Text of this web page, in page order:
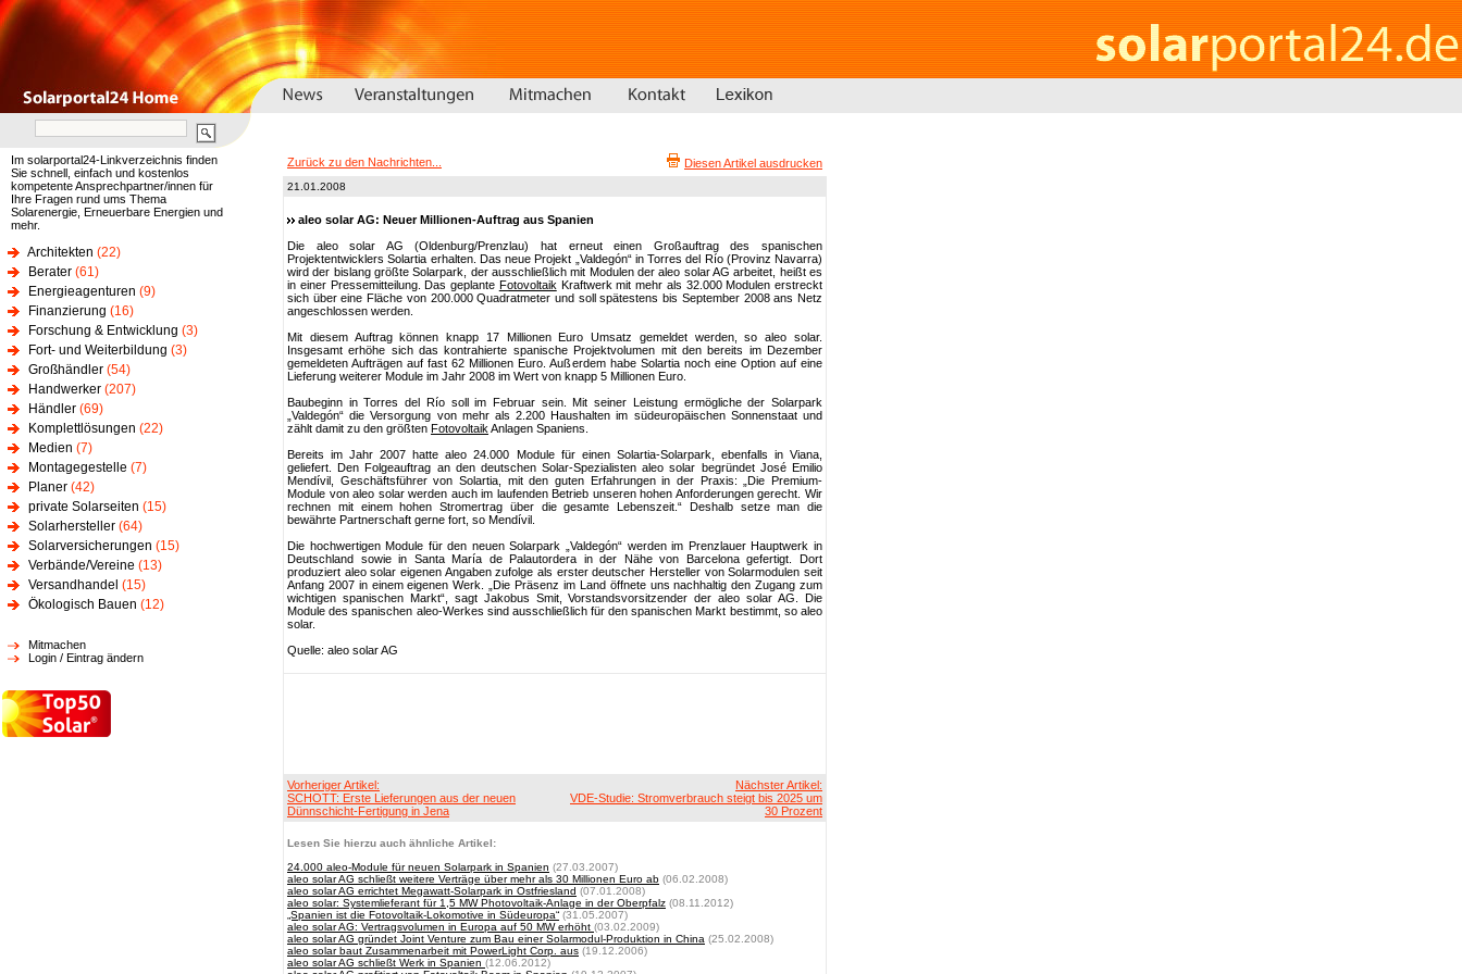
Im solarportal24-Linkverzeichnis finden
Sie schnell, einfach und kostenlos
kompetente Ansprechpartner/innen für
Ihre Fragen rund ums Thema
Solarenergie, Erneuerbare Energien und
mehr.
Architekten (22)
Berater (61)
Energieagenturen (9)
Finanzierung (16)
Forschung & Entwicklung (3)
Fort- und Weiterbildung (3)
Großhändler (54)
Handwerker (207)
Händler (69)
Komplettlösungen (22)
Medien (7)
Montagegestelle (7)
Planer (42)
private Solarseiten (15)
Solarhersteller (64)
Solarversicherungen (15)
Verbände/Vereine (13)
Versandhandel (15)
Ökologisch Bauen (12)
Mitmachen
Login / Eintrag ändern
Zurück zu den Nachrichten... Diesen Artikel ausdrucken
21.01.2008
aleo solar AG: Neuer Millionen-Auftrag aus Spanien
Die aleo solar AG (Oldenburg/Prenzlau) hat erneut einen Großauftrag des spanischen
Projektentwicklers Solartia erhalten. Das neue Projekt „Valdegón“ in Torres del Río (Provinz Navarra)
wird der bislang größte Solarpark, der ausschließlich mit Modulen der aleo solar AG arbeitet, heißt es
in einer Pressemitteilung. Das geplante Fotovoltaik Kraftwerk mit mehr als 32.000 Modulen erstreckt
sich über eine Fläche von 200.000 Quadratmeter und soll spätestens bis September 2008 ans Netz
angeschlossen werden.
Mit diesem Auftrag können knapp 17 Millionen Euro Umsatz gemeldet werden, so aleo solar.
Insgesamt erhöhe sich das kontrahierte spanische Projektvolumen mit den bereits im Dezember
gemeldeten Aufträgen auf fast 62 Millionen Euro. Außerdem habe Solartia noch eine Option auf eine
Lieferung weiterer Module im Jahr 2008 im Wert von knapp 5 Millionen Euro.
Baubeginn in Torres del Río soll im Februar sein. Mit seiner Leistung ermögliche der Solarpark
„Valdegón“ die Versorgung von mehr als 2.200 Haushalten im südeuropäischen Sonnenstaat und
zählt damit zu den größten Fotovoltaik Anlagen Spaniens.
Bereits im Jahr 2007 hatte aleo 24.000 Module für einen Solartia-Solarpark, ebenfalls in Viana,
geliefert. Den Folgeauftrag an den deutschen Solar-Spezialisten aleo solar begründet José Emilio
Mendívil, Geschäftsführer von Solartia, mit den guten Erfahrungen in der Praxis: „Die Premium-
Module von aleo solar werden auch im laufenden Betrieb unseren hohen Anforderungen gerecht. Wir
rechnen mit einem hohen Stromertrag über die gesamte Lebenszeit.“ Deshalb setze man die
bewährte Partnerschaft gerne fort, so Mendívil.
Die hochwertigen Module für den neuen Solarpark „Valdegón“ werden im Prenzlauer Hauptwerk in
Deutschland sowie in Santa María de Palautordera in der Nähe von Barcelona gefertigt. Dort
produziert aleo solar eigenen Angaben zufolge als erster deutscher Hersteller von Solarmodulen seit
Anfang 2007 in einem eigenen Werk. „Die Präsenz im Land öffnete uns nachhaltig den Zugang zum
wichtigen spanischen Markt“, sagt Jakobus Smit, Vorstandsvorsitzender der aleo solar AG. Die
Module des spanischen aleo-Werkes sind ausschließlich für den spanischen Markt bestimmt, so aleo
solar.
Quelle: aleo solar AG
Vorheriger Artikel:
SCHOTT: Erste Lieferungen aus der neuen
Dünnschicht-Fertigung in Jena
Nächster Artikel:
VDE-Studie: Stromverbrauch steigt bis 2025 um
30 Prozent
Lesen Sie hierzu auch ähnliche Artikel:
24.000 aleo-Module für neuen Solarpark in Spanien (27.03.2007)
aleo solar AG schließt weitere Verträge über mehr als 30 Millionen Euro ab (06.02.2008)
aleo solar AG errichtet Megawatt-Solarpark in Ostfriesland (07.01.2008)
aleo solar: Systemlieferant für 1,5 MW Photovoltaik-Anlage in der Oberpfalz (08.11.2012)
„Spanien ist die Fotovoltaik-Lokomotive in Südeuropa“ (31.05.2007)
aleo solar AG: Vertragsvolumen in Europa auf 50 MW erhöht (03.02.2009)
aleo solar AG gründet Joint Venture zum Bau einer Solarmodul-Produktion in China (25.02.2008)
aleo solar baut Zusammenarbeit mit PowerLight Corp. aus (19.12.2006)
aleo solar AG schließt Werk in Spanien (12.06.2012)